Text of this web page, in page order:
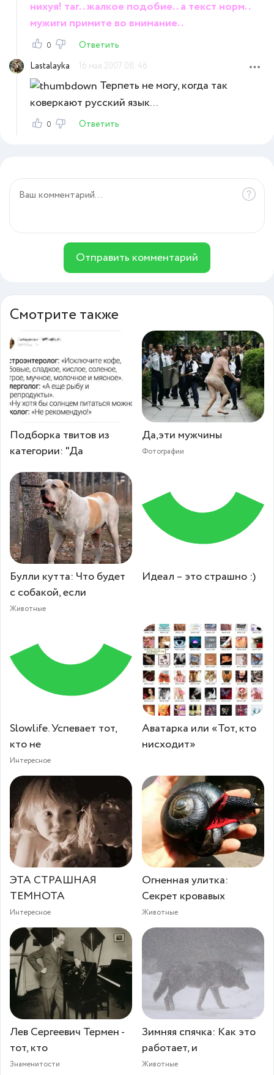
ниxyя! таг.. жалкое подобие.. а текст норм..
мужиги примите во внимание..
0
Ответить
Lastalayka
16 мая 2007 08:46
Терпеть не могу, когда так
коверкают русский язык...
0 Ответить
Отправить комментарий
Смотрите также
Подборка твитов из
категории: "Да
Да,эти мужчины
Фотографии
Булли кутта: Что будет
с собакой, если
Животные
Идеал – это страшно :)
Slowlife. Успевает тот,
кто не
Интересное
Аватарка или «Тот, кто
нисходит»
ЭТА СТРАШНАЯ
ТЕМНОТА
Интересное
Огненная улитка:
Секрет кровавых
Животные
Лев Сергеевич Термен -
тот, кто
Знаменитости
Зимняя спячка: Как это
работает, и
Животные